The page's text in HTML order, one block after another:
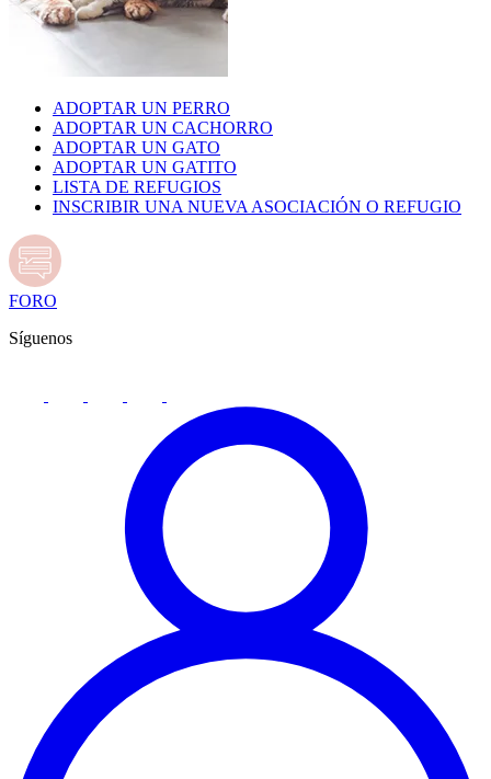
ADOPTAR UN PERRO
ADOPTAR UN CACHORRO
ADOPTAR UN GATO
ADOPTAR UN GATITO
LISTA DE REFUGIOS
INSCRIBIR UNA NUEVA ASOCIACIÓN O REFUGIO
FORO
Síguenos